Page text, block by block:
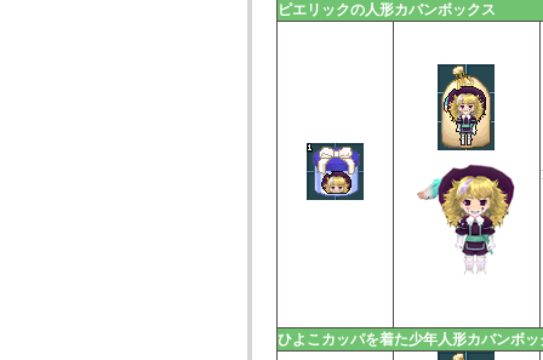
ピエリックの人形カバンボックス
ひよこカッパを着た少年人形カバンボッ